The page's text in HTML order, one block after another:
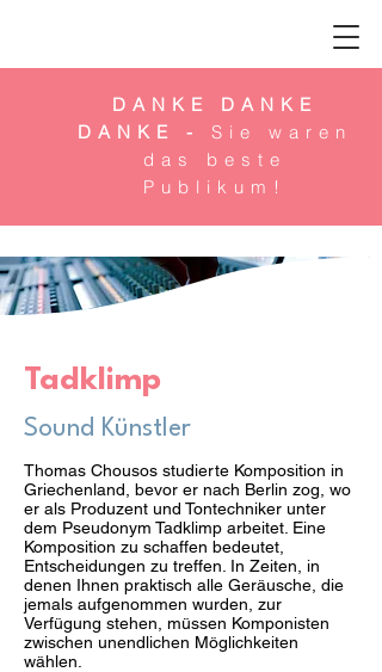
DANKE DANKE
DANKE - Sie waren
das beste
Publikum!
Tadklimp
Sound Künstler
Thomas Chousos studierte Komposition in
Griechenland, bevor er nach Berlin zog, wo
er als Produzent und Tontechniker unter
dem Pseudonym Tadklimp arbeitet. Eine
Komposition zu schaffen bedeutet,
Entscheidungen zu treffen. In Zeiten, in
denen Ihnen praktisch alle Geräusche, die
jemals aufgenommen wurden, zur
Verfügung stehen, müssen Komponisten
zwischen unendlichen Möglichkeiten
wählen.